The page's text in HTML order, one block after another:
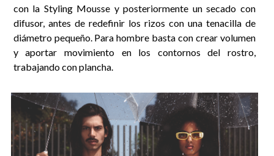
con la Styling Mousse y posteriormente un secado con
difusor, antes de redefinir los rizos con una tenacilla de
diámetro pequeño. Para hombre basta con crear volumen
y aportar movimiento en los contornos del rostro,
trabajando con plancha.